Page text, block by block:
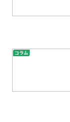
コラム